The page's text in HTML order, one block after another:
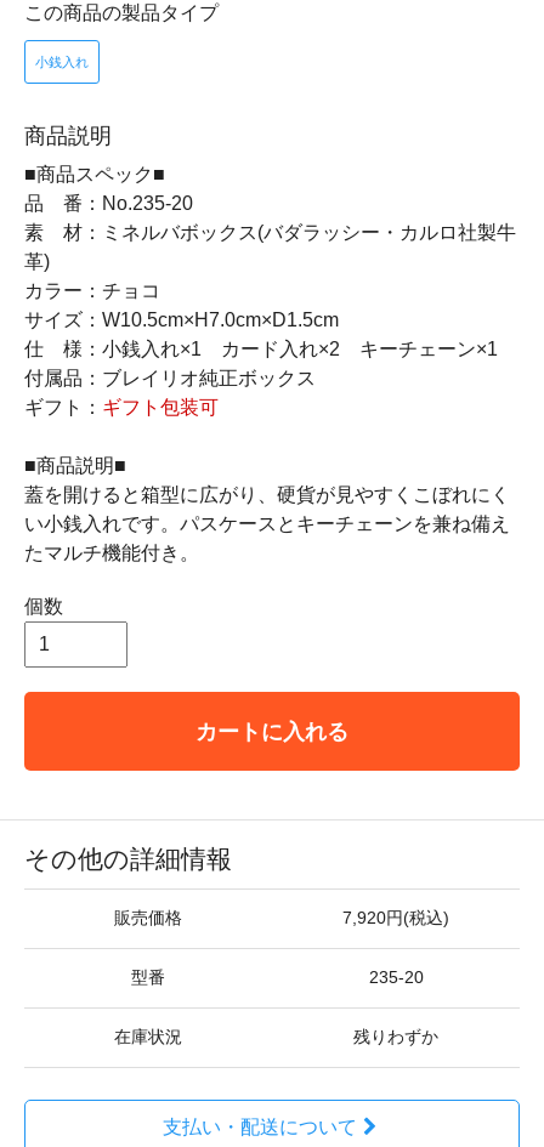
この商品の製品タイプ
小銭入れ
商品説明
■商品スペック■
品 番：No.235-20
素 材：ミネルバボックス(バダラッシー・カルロ社製牛
革)
カラー：チョコ
サイズ：W10.5cm×H7.0cm×D1.5cm
仕 様：小銭入れ×1 カード入れ×2 キーチェーン×1
付属品：ブレイリオ純正ボックス
ギフト： ギフト包装可
■商品説明■
蓋を開けると箱型に広がり、硬貨が見やすくこぼれにく
い小銭入れです。パスケースとキーチェーンを兼ね備え
たマルチ機能付き。
個数
カートに入れる
その他の詳細情報
販売価格 7,920円(税込)
型番 235-20
在庫状況 残りわずか
支払い・配送について